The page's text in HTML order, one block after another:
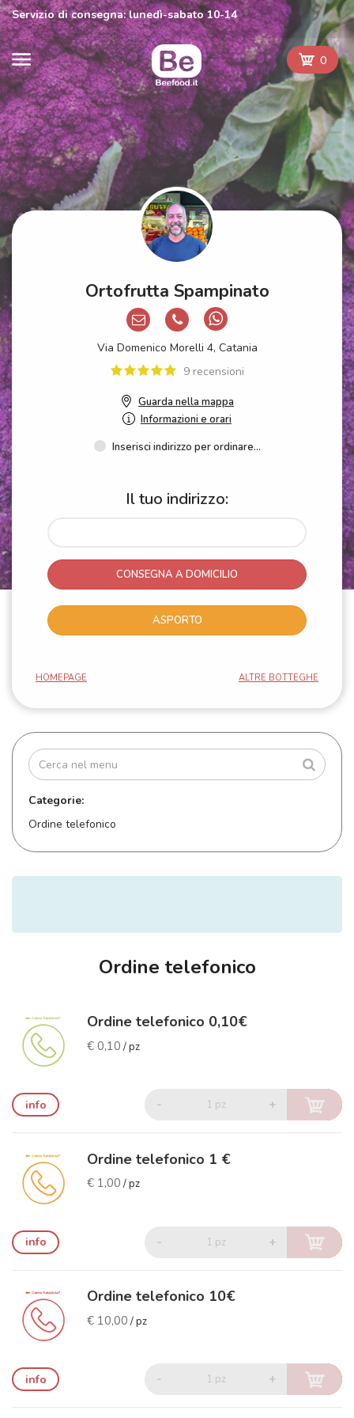
Servizio di consegna: lunedì-sabato 10-14
0
Ortofrutta Spampinato
Via Domenico Morelli 4, Catania
9 recensioni
Guarda nella mappa
Informazioni e orari
Inserisci indirizzo per ordinare...
Il tuo indirizzo:
CONSEGNA A DOMICILIO
ASPORTO
HOMEPAGE ALTRE BOTTEGHE
Categorie:
Ordine telefonico
Ordine telefonico
Ordine telefonico 0,10€
€ 0,10 / pz
info - 1 pz +
Ordine telefonico 1 €
€ 1,00 / pz
info - 1 pz +
Ordine telefonico 10€
€ 10,00 / pz
info - 1 pz +